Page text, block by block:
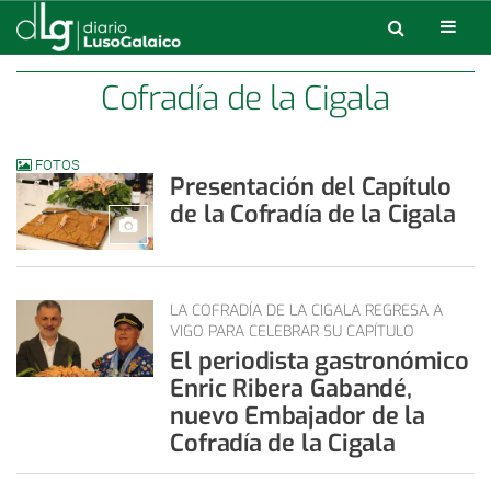
Cofradía de la Cigala
FOTOS
Presentación del Capítulo
de la Cofradía de la Cigala
LA COFRADÍA DE LA CIGALA REGRESA A
VIGO PARA CELEBRAR SU CAPÍTULO
El periodista gastronómico
Enric Ribera Gabandé,
nuevo Embajador de la
Cofradía de la Cigala